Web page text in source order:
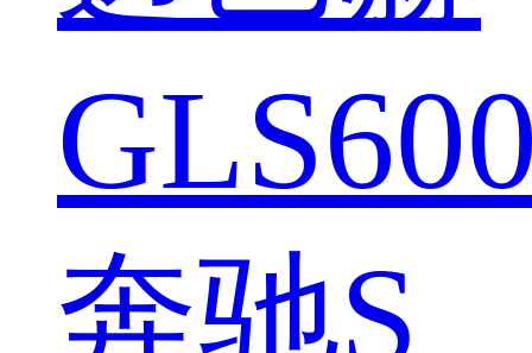
奔驰S